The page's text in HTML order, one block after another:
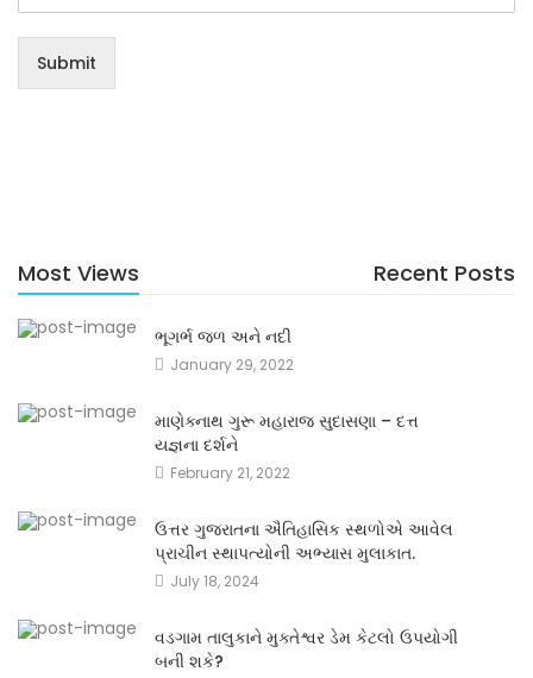
Submit
Most Views Recent Posts
ભૂગર્ભ જળ અને નદી
January 29, 2022
માણેક્નાથ ગુરૂ મહારાજ સુદાસણા – દત્ત
યજ્ઞના દર્શને
February 21, 2022
ઉત્તર ગુજરાતના ઐતિહાસિક સ્થળોએ આવેલ
પ્રાચીન સ્થાપત્યોની અભ્યાસ મુલાકાત.
July 18, 2024
વડગામ તાલુકાને મુક્તેશ્વર ડેમ કેટલો ઉપયોગી
બની શકે?